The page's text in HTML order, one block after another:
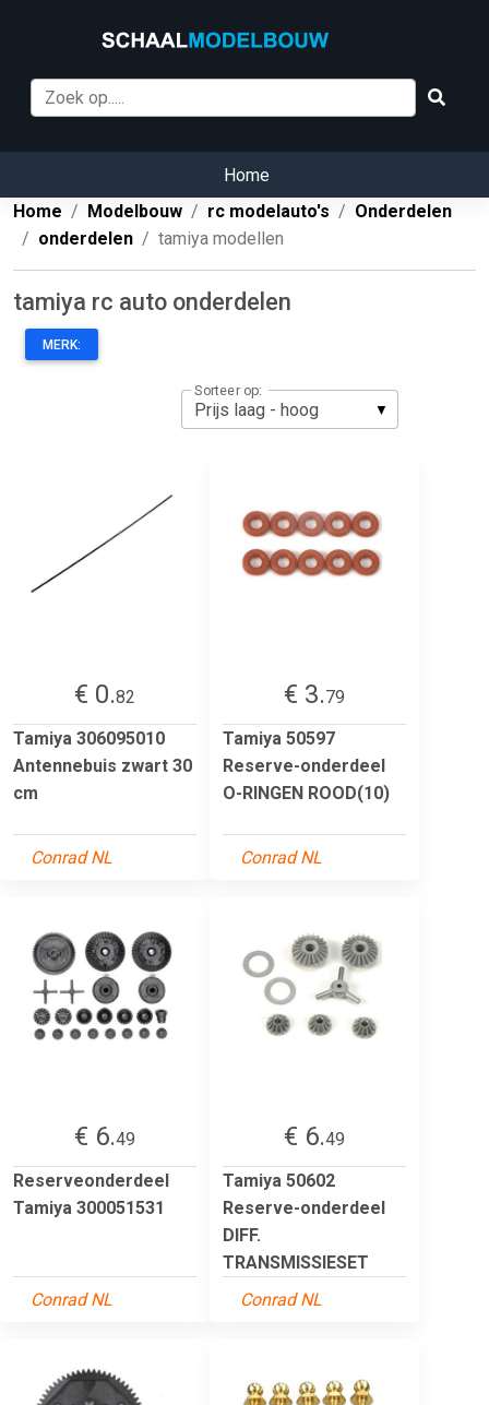
Home
Home
Modelbouw rc modelauto's
Onderdelen
onderdelen
tamiya modellen
tamiya rc auto onderdelen
MERK:
Sorteer op:
€ 0.82
Tamiya 306095010
Antennebuis zwart 30
cm
Conrad NL
€ 3.79
Tamiya 50597
Reserve-onderdeel
O-RINGEN ROOD(10)
Conrad NL
€ 6.49
Reserveonderdeel
Tamiya 300051531
Conrad NL
€ 6.49
Tamiya 50602
Reserve-onderdeel
DIFF.
TRANSMISSIESET
Conrad NL